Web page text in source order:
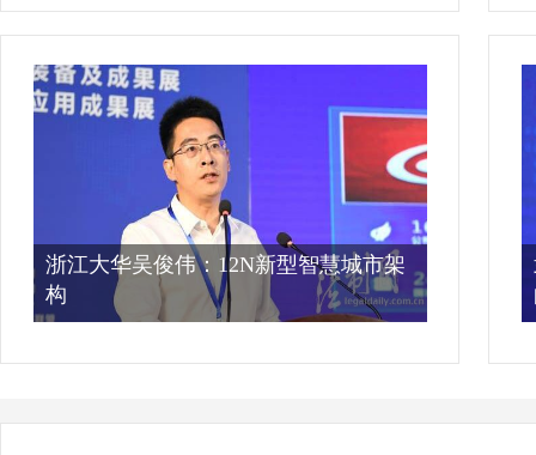
浙江大华吴俊伟：12N新型智慧城市架
构